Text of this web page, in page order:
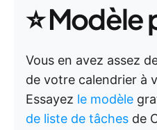
⭐
Vous en avez assez
de votre calendrier à
Essayez le modèle
de liste de tâches de